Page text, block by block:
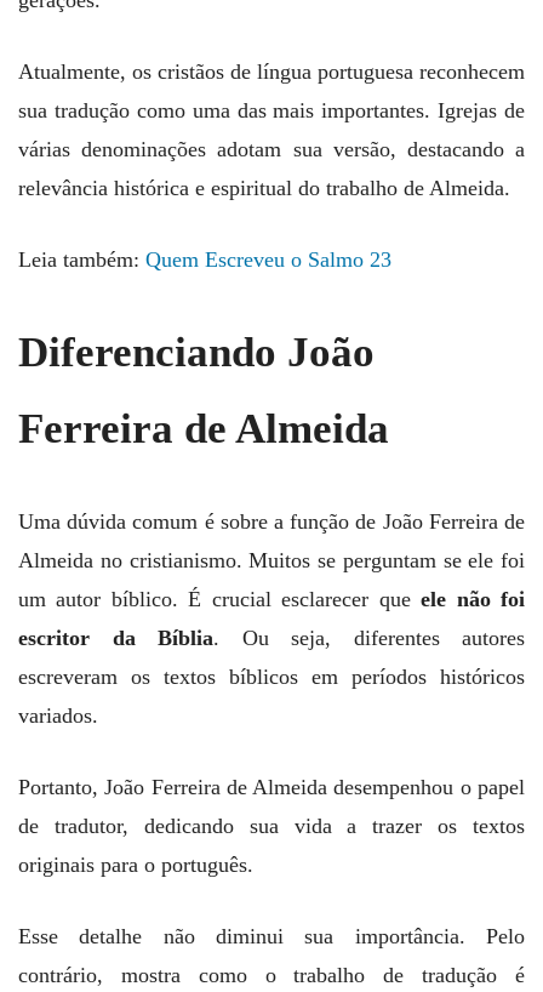
Atualmente, os cristãos de língua portuguesa reconhecem
sua tradução como uma das mais importantes. Igrejas de
várias denominações adotam sua versão, destacando a
relevância histórica e espiritual do trabalho de Almeida.
Leia também: Quem Escreveu o Salmo 23
Diferenciando João
Ferreira de Almeida
Uma dúvida comum é sobre a função de João Ferreira de
Almeida no cristianismo. Muitos se perguntam se ele foi
um autor bíblico. É crucial esclarecer queele não foi
escritor da Bíblia. Ou seja, diferentes autores
escreveram os textos bíblicos em períodos históricos
variados.
Portanto, João Ferreira de Almeida desempenhou o papel
de tradutor, dedicando sua vida a trazer os textos
originais para o português.
Esse detalhe não diminui sua importância. Pelo
contrário, mostra como o trabalho de tradução é